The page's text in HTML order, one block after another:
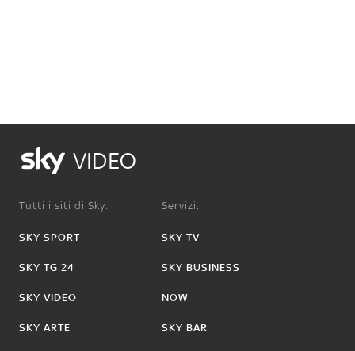
VIDEO
Tutti i siti di Sky:
SKY SPORT
SKY TG 24
SKY VIDEO
SKY ARTE
Servizi:
SKY TV
SKY BUSINESS
NOW
SKY BAR